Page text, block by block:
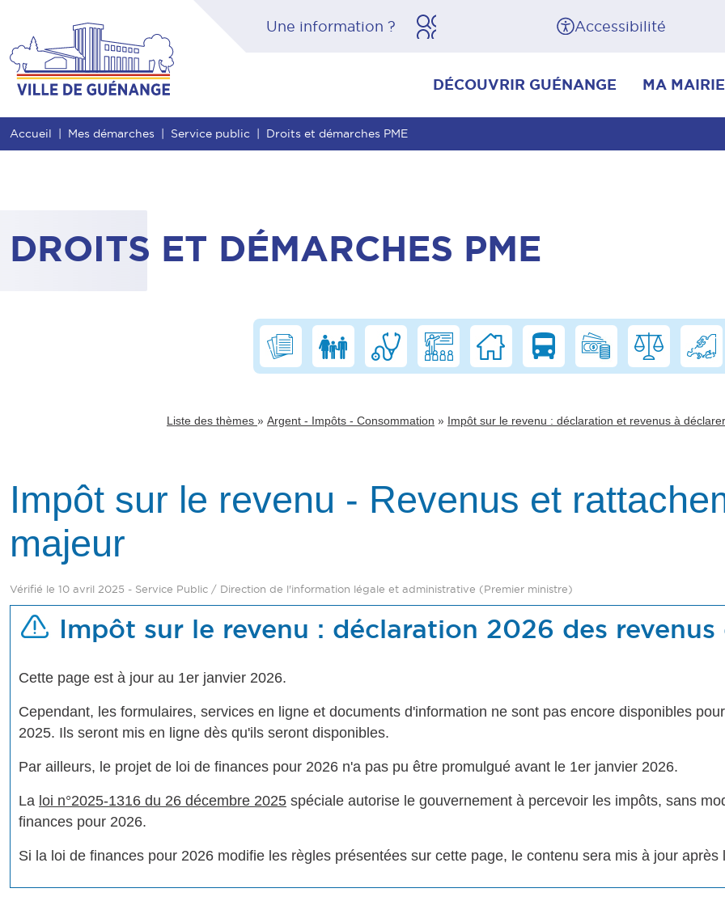
Entête de page Menu principal Recherche Pied de page Accessibilité
DÉCOUVRIR GUÉNANGE MA MAIRIE
Accueil Mes démarches Service public Droits et démarches PME
DROITS ET DÉMARCHES PME
Liste des thèmes » Argent - Impôts - Consommation » Impôt sur le revenu : déclaration et revenus à déclarer
Impôt sur le revenu - Revenus et
majeur
Vérifié le 10 avril 2025 - Service Public / Direction de l'information légale et administrative (Premier ministre)
Impôt sur le revenu : déclaration 2026 des
Cette page est à jour au 1er janvier 2026.
Cependant, les formulaires, services en ligne et documents d'information ne sont pas encore disponibles
2025. Ils seront mis en ligne dès qu'ils seront disponibles.
Par ailleurs, le projet de loi de finances pour 2026 n'a pas pu être promulgué avant le 1er janvier 2026.
La loi n°2025-1316 du 26 décembre 2025 spéciale autorise le gouvernement à percevoir les impôts, sans
finances pour 2026.
Si la loi de finances pour 2026 modifie les règles présentées sur cette page, le contenu sera mis à jour